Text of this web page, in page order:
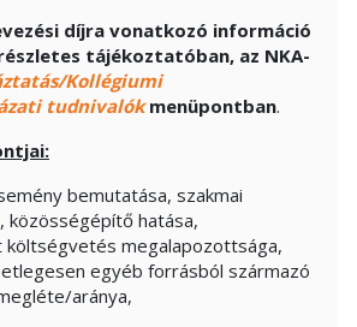
díjra vonatkozó információ
tájékoztatóban, az NKA-
Kollégiumi
tudnivalók menüpontban.
bemutatása, szakmai
közösségépítő hatása,
megalapozottsága,
egyéb forrásból származó
aránya,